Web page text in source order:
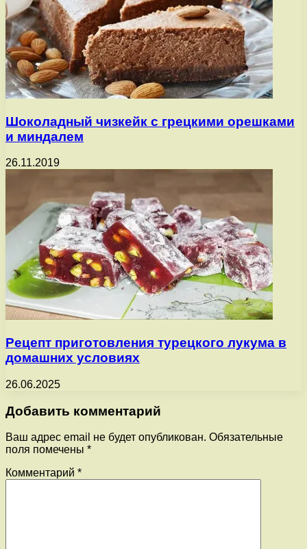
Шоколадный чизкейк с грецкими орешками
и миндалем
26.11.2019
Рецепт приготовления турецкого лукума в
домашних условиях
26.06.2025
Добавить комментарий
Ваш адрес email не будет опубликован. Обязательные
поля помечены *
Комментарий *